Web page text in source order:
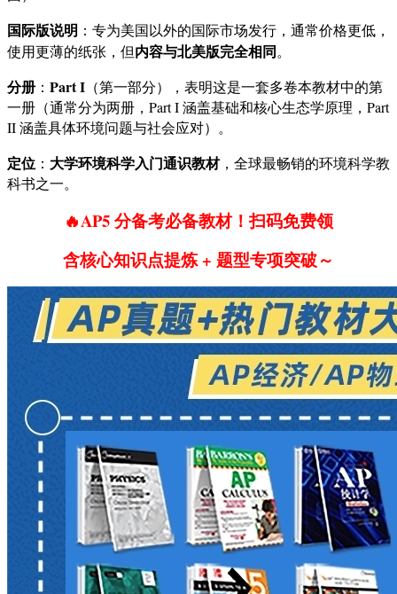
国际版说明 ：专为美国以外的国际市场发行，通常价格更低，
使用更薄的纸张，但内容与北美版完全相同。
分册 ： Part I （第一部分），表明这是一套多卷本教材中的第
一册（通常分为两册，Part I 涵盖基础和核心生态学原理，Part
II 涵盖具体环境问题与社会应对）。
定位 ： 大学环境科学入门通识教材，全球最畅销的环境科学教
科书之一。
🔥AP5 分备考必备教材！扫码免费领
含核心知识点提炼 + 题型专项突破～